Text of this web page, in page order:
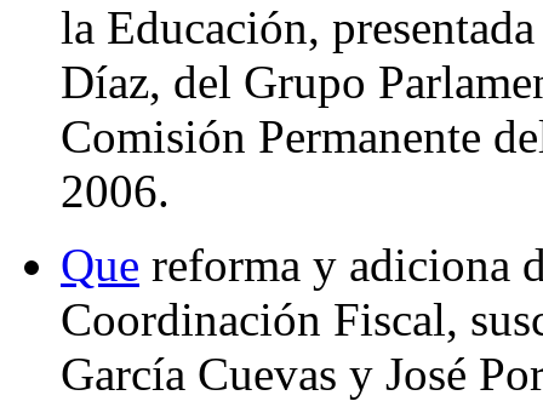
la Educación,
Díaz, del Grupo
Comisión Permanente
2006.
Que reforma y adiciona
Coordinación Fiscal,
García Cuevas y José